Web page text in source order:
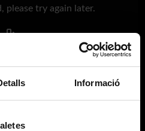
Informació
please try again later.